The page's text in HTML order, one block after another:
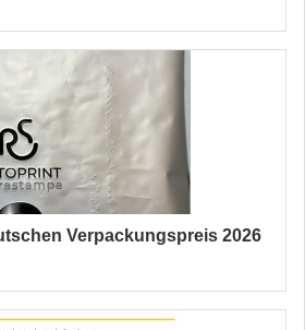
Verpackungspreis 2026